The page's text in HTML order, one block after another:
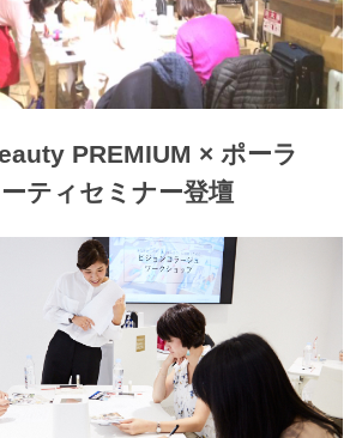
PREMIUM × ポーラ
ティセミナー登壇